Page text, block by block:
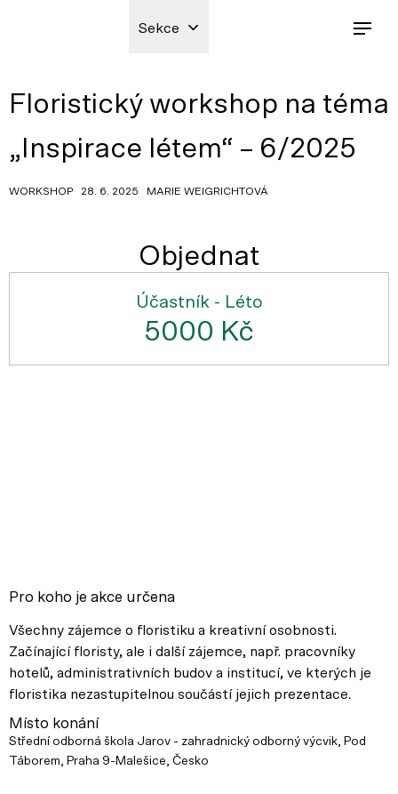
Sekce
Floristický workshop na téma
„Inspirace létem“ – 6/2025
WORKSHOP 28. 6. 2025 MARIE WEIGRICHTOVÁ
Objednat
Účastník - Léto
5000 Kč
Pro koho je akce určena
Všechny zájemce o floristiku a kreativní osobnosti.
Začínající floristy, ale i další zájemce, např. pracovníky
hotelů, administrativních budov a institucí, ve kterých je
floristika nezastupitelnou součástí jejich prezentace.
Místo konání
Střední odborná škola Jarov - zahradnický odborný výcvik, Pod
Táborem, Praha 9-Malešice, Česko